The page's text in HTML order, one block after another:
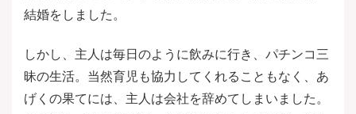
結婚をしました。
しかし、主人は毎日のように飲みに行き、パチンコ三
昧の生活。当然育児も協力してくれることもなく、あ
げくの果てには、主人は会社を辞めてしまいました。